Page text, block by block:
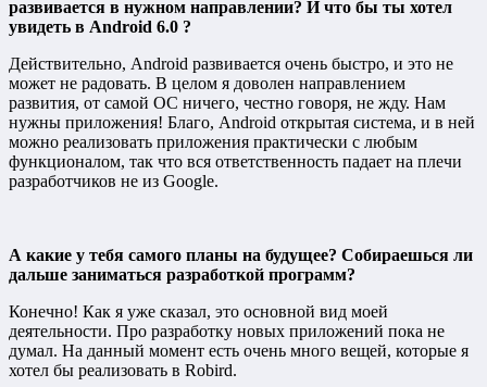
развивается в нужном направлении? И что бы ты хотел
увидеть в Android 6.0 ?
Действительно, Android развивается очень быстро, и это не
может не радовать. В целом я доволен направлением
развития, от самой ОС ничего, честно говоря, не жду. Нам
нужны приложения! Благо, Android открытая система, и в ней
можно реализовать приложения практически с любым
функционалом, так что вся ответственность падает на плечи
разработчиков не из Google.
А какие у тебя самого планы на будущее? Собираешься ли
дальше заниматься разработкой программ?
Конечно! Как я уже сказал, это основной вид моей
деятельности. Про разработку новых приложений пока не
думал. На данный момент есть очень много вещей, которые я
хотел бы реализовать в Robird.